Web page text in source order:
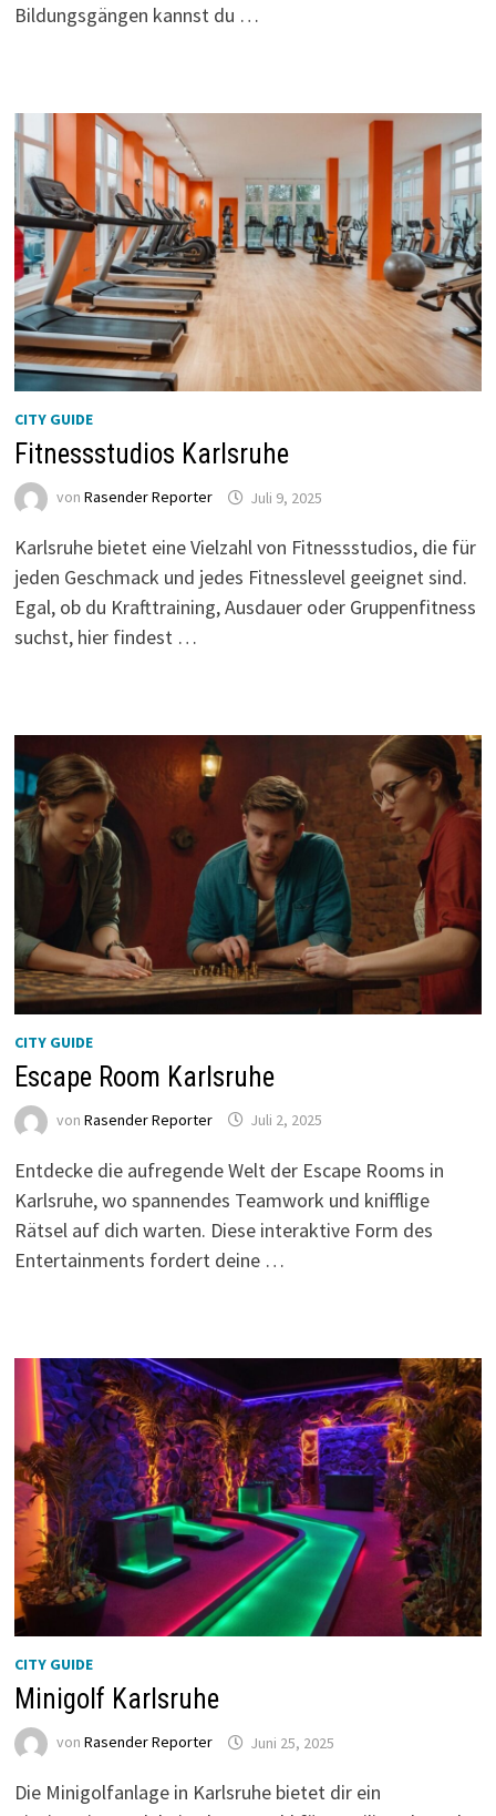
Bildungsgängen kannst du …
CITY GUIDE
Fitnessstudios Karlsruhe
von Rasender Reporter Juli 9, 2025
Karlsruhe bietet eine Vielzahl von Fitnessstudios, die für
jeden Geschmack und jedes Fitnesslevel geeignet sind.
Egal, ob du Krafttraining, Ausdauer oder Gruppenfitness
suchst, hier findest …
CITY GUIDE
Escape Room Karlsruhe
von Rasender Reporter Juli 2, 2025
Entdecke die aufregende Welt der Escape Rooms in
Karlsruhe, wo spannendes Teamwork und knifflige
Rätsel auf dich warten. Diese interaktive Form des
Entertainments fordert deine …
CITY GUIDE
Minigolf Karlsruhe
von Rasender Reporter Juni 25, 2025
Die Minigolfanlage in Karlsruhe bietet dir ein